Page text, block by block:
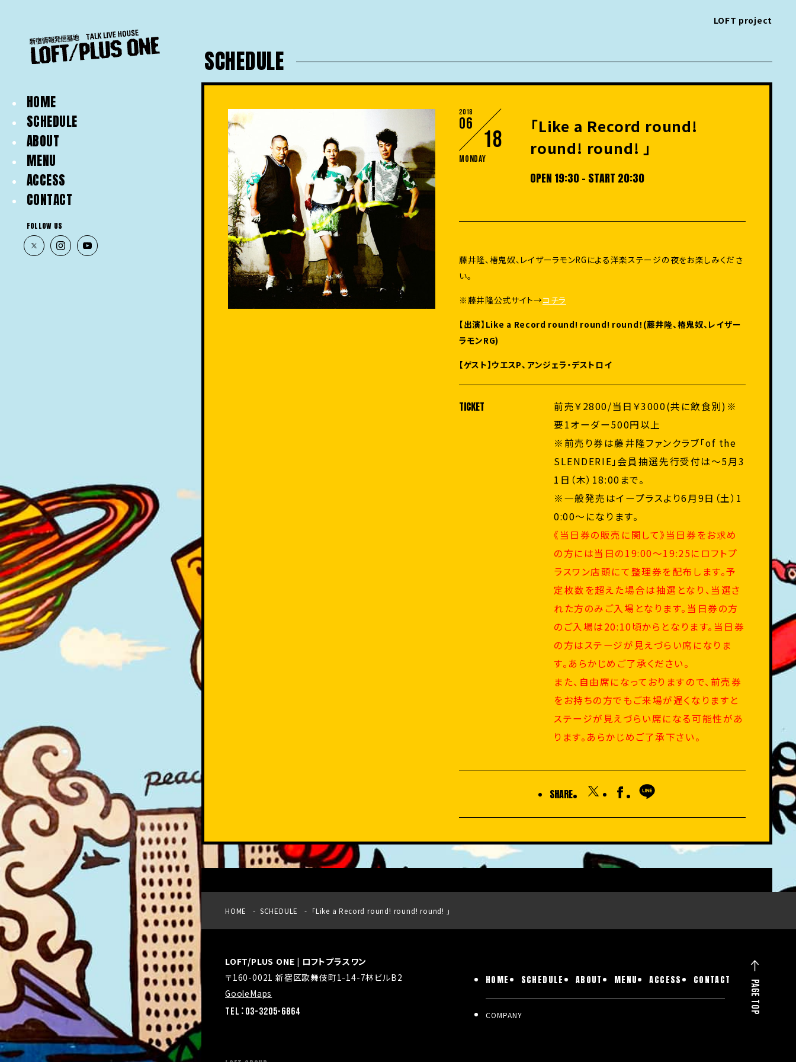
HOME
SCHEDULE
ABOUT
MENU
ACCESS
CONTACT
FOLLOW US
LOFT project
SCHEDULE
2018
06
18
Monday
「Like a Record round!
round! round! 」
OPEN 19:30 - START 20:30
藤井隆、椿鬼奴、レイザーラモンRGによる洋楽ステージの夜をお楽しみくださ
い。
※藤井隆公式サイト→コチラ
【出演】Like a Record round! round! round！(藤井隆、椿鬼奴、レイザー
ラモンRG)
【ゲスト】ウエスP、アンジェラ・デストロイ
TICKET
前売￥2800/当日￥3000(共に飲食別)※
要1オーダー500円以上
※前売り券は藤井隆ファンクラブ「of the
SLENDERIE」会員抽選先行受付は〜5月3
1日（木）18:00まで。
※一般発売はイープラスより6月9日（土）1
0:00〜になります。
《当日券の販売に関して》当日券をお求め
の方には当日の19:00～19:25にロフトプ
ラスワン店頭にて整理券を配布します。予
定枚数を超えた場合は抽選となり、当選さ
れた方のみご入場となります。当日券の方
のご入場は20:10頃からとなります。当日券
の方はステージが見えづらい席になりま
す。あらかじめご了承ください。
また、自由席になっておりますので、前売券
をお持ちの方でもご来場が遅くなりますと
ステージが見えづらい席になる可能性があ
ります。あらかじめご了承下さい。
SHARE
HOME SCHEDULE 「Like a Record round! round! round! 」
LOFT/PLUS ONE | ロフトプラスワン
〒160-0021 新宿区歌舞伎町1-14-7林ビルB2
GooleMaps
TEL：03-3205-6864
HOME SCHEDULE ABOUT MENU ACCESS CONTACT
COMPANY
PAGE TOP